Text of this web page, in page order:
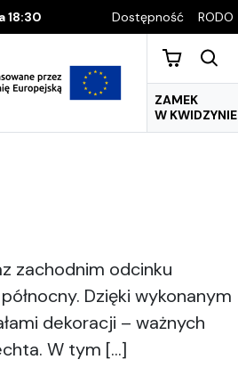
18:30 Dostępność RODO
ZAMEK
W KWIDZYNIE
zachodnim odcinku
Dzięki wykonanym
dekoracji – ważnych
W tym […]